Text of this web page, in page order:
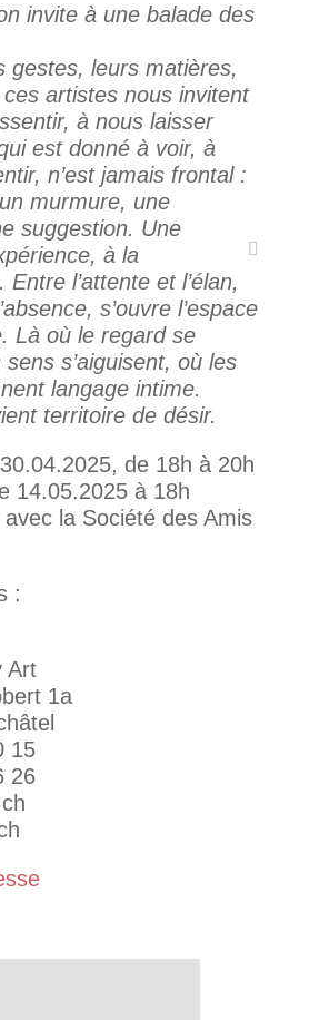
invite à une balade des
gestes, leurs matières,
artistes nous invitent
à nous laisser
est donné à voir, à
n’est jamais frontal :
murmure, une
suggestion. Une
à la
l’attente et l’élan,
s’ouvre l’espace
Là où le regard se
s’aiguisent, où les
langage intime.
territoire de désir.
de 18h à 20h
14.05.2025 à 18h
la Société des Amis
:
Art
1a
15
26